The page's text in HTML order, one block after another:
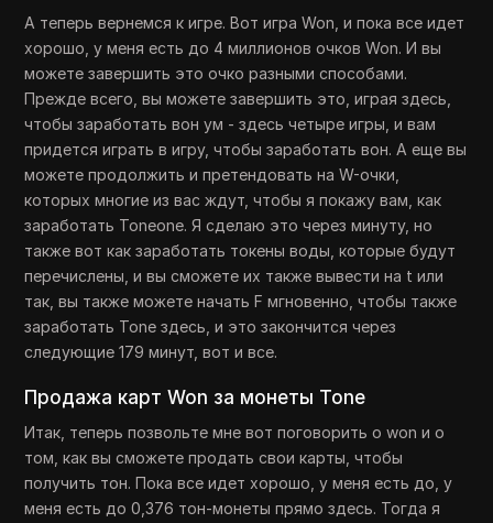
А теперь вернемся к игре. Вот игра Won, и пока все идет
хорошо, у меня есть до 4 миллионов очков Won. И вы
можете завершить это очко разными способами.
Прежде всего, вы можете завершить это, играя здесь,
чтобы заработать вон ​​ум - здесь четыре игры, и вам
придется играть в игру, чтобы заработать вон. А еще вы
можете продолжить и претендовать на W-очки,
которых многие из вас ждут, чтобы я покажу вам, как
заработать Toneone. Я сделаю это через минуту, но
также вот как заработать токены воды, которые будут
перечислены, и вы сможете их также вывести на t или
так, вы также можете начать F мгновенно, чтобы также
заработать Tone здесь, и это закончится через
следующие 179 минут, вот и все.
Продажа карт Won за монеты Tone
Итак, теперь позвольте мне вот поговорить о won и о
том, как вы сможете продать свои карты, чтобы
получить тон. Пока все идет хорошо, у меня есть до, у
меня есть до 0,376 тон-монеты прямо здесь. Тогда я